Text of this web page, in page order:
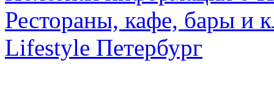
Рестораны, кафе, бары и
Lifestyle Петербург